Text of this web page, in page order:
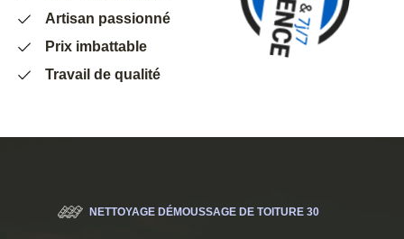
Artisan passionné
Prix imbattable
Travail de qualité
NETTOYAGE DÉMOUSSAGE DE TOITURE 30